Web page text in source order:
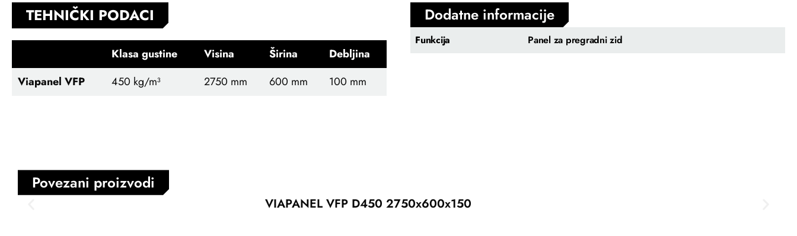
TEHNIČKI PODACI
Klasa gustine Visina Širina
Debljina
Viapanel VFP
450 kg/m³ 2750 mm 600 mm 100 mm
Dodatne informacije
Funkcija Panel za pregradni zid
Povezani proizvodi
VIAPANEL VFP D450 2750x600x150